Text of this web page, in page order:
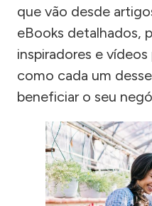
que vão desde
eBooks detalhados,
inspiradores e
como cada um
beneficiar o seu